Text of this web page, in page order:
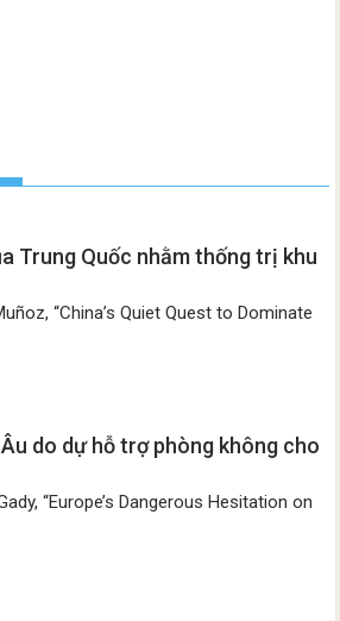
Trung Quốc nhằm thống trị khu
“China’s Quiet Quest to Dominate
do dự hỗ trợ phòng không cho
“Europe’s Dangerous Hesitation on